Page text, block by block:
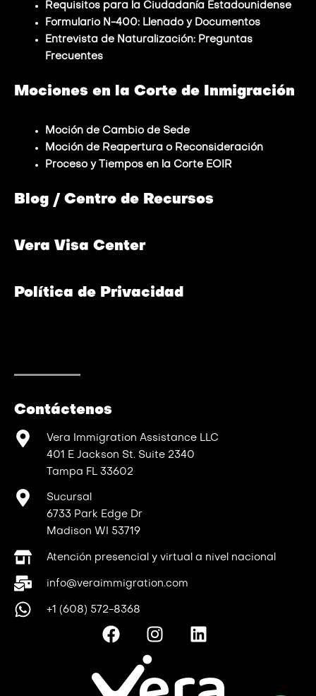
Requisitos para la Ciudadanía Estadounidense
Formulario N-400: Llenado y Documentos
Entrevista de Naturalización: Preguntas
Frecuentes
Mociones en la Corte de Inmigración
Moción de Cambio de Sede
Moción de Reapertura o Reconsideración
Proceso y Tiempos en la Corte EOIR
Blog / Centro de Recursos
Vera Visa Center
Política de Privacidad
Contáctenos
Vera Immigration Assistance LLC
401 E Jackson St. Suite 2340
Tampa FL 33602
Sucursal
6733 Park Edge Dr
Madison WI 53719
Atención presencial y virtual a nivel nacional
info@veraimmigration.com
+1 (608) 572-8368
F
a
I
n
t
L
i
k